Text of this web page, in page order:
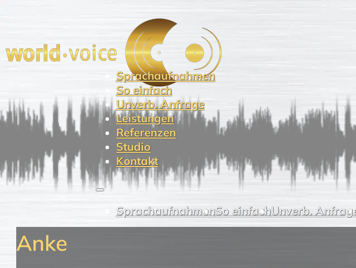
Sprachaufnahmen
So einfach
Unverb. Anfrage
Leistungen
Referenzen
Studio
Kontakt
SprachaufnahmenSo einfachUnverb.
Anke